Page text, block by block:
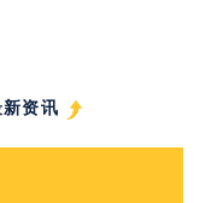
资讯